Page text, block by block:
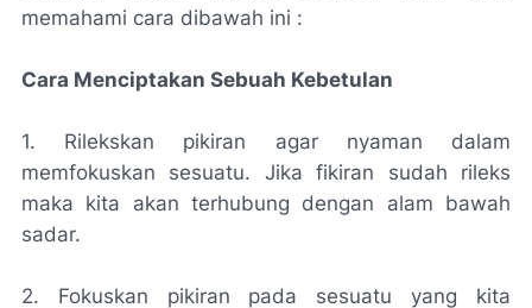
memahami cara dibawah ini :
Cara Menciptakan Sebuah Kebetulan
1. Rilekskan pikiran agar nyaman dalam
memfokuskan sesuatu. Jika fikiran sudah rileks
maka kita akan terhubung dengan alam bawah
sadar.
2. Fokuskan pikiran pada sesuatu yang kita